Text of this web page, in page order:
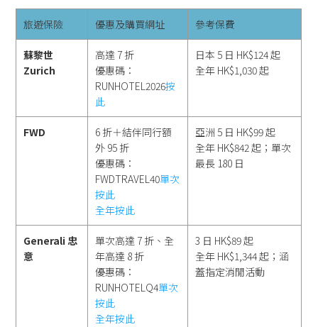
旅遊保險 優惠及購買網址 參考保費
蘇黎世
Zurich
高達 7 折
優惠碼：
RUNHOTEL2026按
此
日本 5 日 HK$124 起
全年 HK$1,030 起
FWD
6 折＋結伴同行額
外 95 折
優惠碼：
FWDTRAVEL40單次
按此
全年按此
亞洲 5 日 HK$99 起
全年 HK$842 起；單次
最長 180 日
Generali 忠
意
單次高達 7 折、全
年高達 8 折
優惠碼：
RUNHOTELQ4單次
按此
全年按此
3 日 HK$89 起
全年 HK$1,344 起；涵
蓋指定消閒活動